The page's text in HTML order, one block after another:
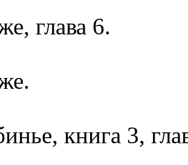
глава 6.
книга 3,